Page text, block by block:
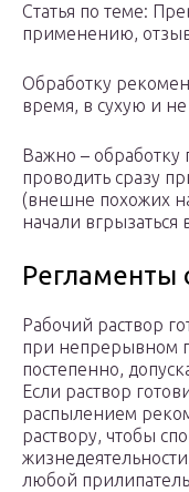
Статья по теме:
применению,
Обработку
время, в сухую и
Важно – обработку
проводить сразу
(внешне похожих
начали вгрызаться
Регламенты
Рабочий раствор
при непрерывном
постепенно,
Если раствор
распылением
раствору, чтобы
любой